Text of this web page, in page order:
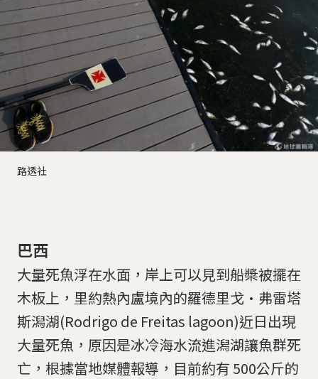
路透社
巴西
大量死魚浮在水面，岸上可以見到船槳被擺在
木板上，里約熱內盧境內的羅德里戈·弗雷塔
斯潟湖(Rodrigo de Freitas lagoon)近日出現
大量死魚，原因是冰冷海水流進潟湖讓魚群死
亡，根據當地媒體報導，目前約有 500公斤的